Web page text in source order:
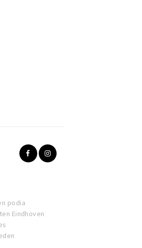
podia
Eindhoven